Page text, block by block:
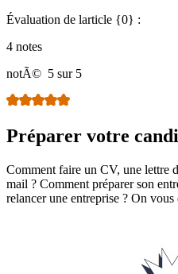
Évaluation de larticle {0} :
4 notes
notÃ© 5 sur 5
Préparer votre
Comment faire un CV, une lettre
mail ? Comment préparer son
relancer une entreprise ? On